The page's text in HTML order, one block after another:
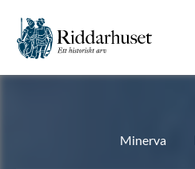
Minerva